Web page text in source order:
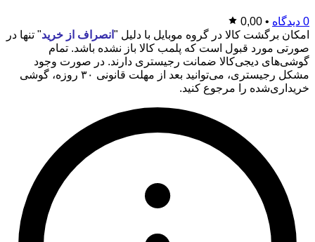
0 دیدگاه •
0,00
امکان برگشت کالا در گروه موبایل با دلیل " انصراف از خرید" تنها در
صورتی مورد قبول است که پلمب کالا باز نشده باشد. تمام
گوشی‌های دیجی‌کالا ضمانت رجیستری دارند. در صورت وجود
مشکل رجیستری، می‌توانید بعد از مهلت قانونی ۳۰ روزه، گوشی
خریداری‌شده را مرجوع کنید.